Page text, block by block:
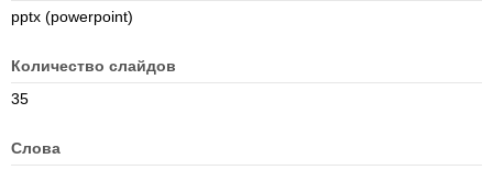
pptx (powerpoint)
Количество слайдов
35
Слова